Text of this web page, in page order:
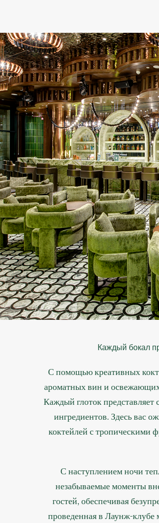
Каждый бокал
С помощью креативных
ароматных вин и
Каждый глоток
ингредиентов. Здесь вас
коктейлей с тропическими
С наступлением ночи
незабываемые моменты
гостей, обеспечивая
проведенная в Лаунж-клубе